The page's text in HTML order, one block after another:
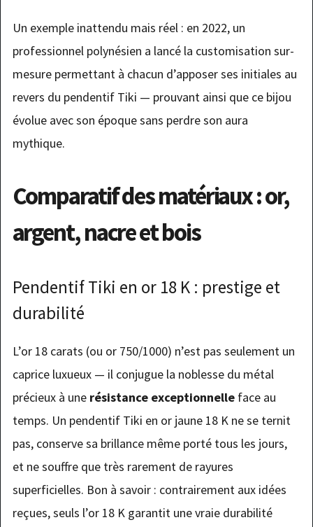
Un exemple inattendu mais réel : en 2022, un
professionnel polynésien a lancé la customisation sur-
mesure permettant à chacun d’apposer ses initiales au
revers du pendentif Tiki — prouvant ainsi que ce bijou
évolue avec son époque sans perdre son aura
mythique.
Comparatif des matériaux : or,
argent, nacre et bois
Pendentif Tiki en or 18 K : prestige et
durabilité
L’or 18 carats (ou or 750/1000) n’est pas seulement un
caprice luxueux — il conjugue la noblesse du métal
précieux à une résistance exceptionnelleface au
temps. Un pendentif Tiki en or jaune 18 K ne se ternit
pas, conserve sa brillance même porté tous les jours,
et ne souffre que très rarement de rayures
superficielles. Bon à savoir : contrairement aux idées
reçues, seuls l’or 18 K garantit une vraie durabilité